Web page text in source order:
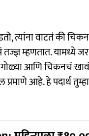
त्यांना वाटतं की चिकन
म्हणतात. यामध्ये जर
गोळ्या आणि चिकनचं
आहे. हे पदार्थ